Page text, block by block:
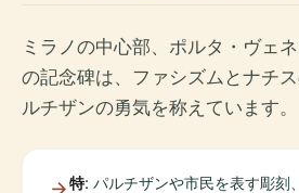
ミラノの中心部、ポルタ・ヴェ
の記念碑は、ファシズムとナチ
ルチザンの勇気を称えています。
特: パルチザンや市民を表す彫刻